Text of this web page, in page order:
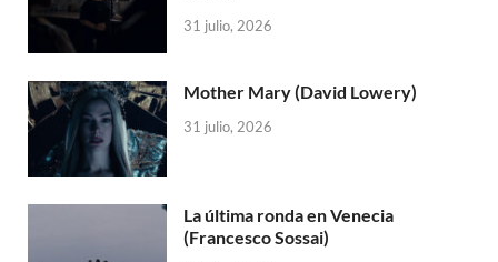
31 julio, 2026
Mother Mary (David Lowery)
31 julio, 2026
La última ronda en Venecia
(Francesco Sossai)